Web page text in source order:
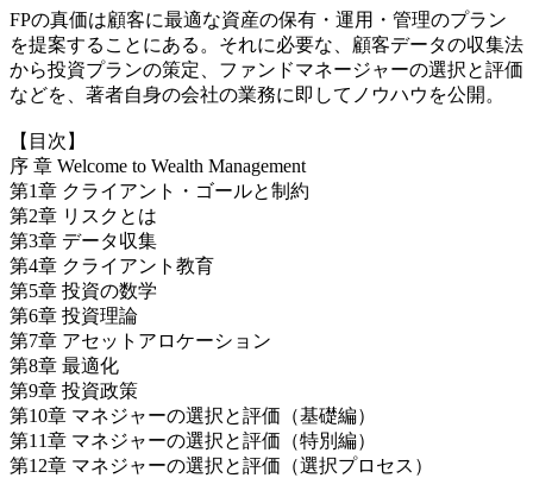
FPの真価は顧客に最適な資産の保有・運用・管理のプラン
を提案することにある。それに必要な、顧客データの収集法
から投資プランの策定、ファンドマネージャーの選択と評価
などを、著者自身の会社の業務に即してノウハウを公開。
【目次】
序 章 Welcome to Wealth Management
第1章 クライアント・ゴールと制約
第2章 リスクとは
第3章 データ収集
第4章 クライアント教育
第5章 投資の数学
第6章 投資理論
第7章 アセットアロケーション
第8章 最適化
第9章 投資政策
第10章 マネジャーの選択と評価（基礎編）
第11章 マネジャーの選択と評価（特別編）
第12章 マネジャーの選択と評価（選択プロセス）